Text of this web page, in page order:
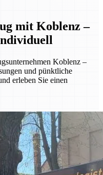
mit Koblenz –
Koblenz –
und pünktliche
erleben Sie einen